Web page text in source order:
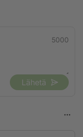
5000
Lähetä